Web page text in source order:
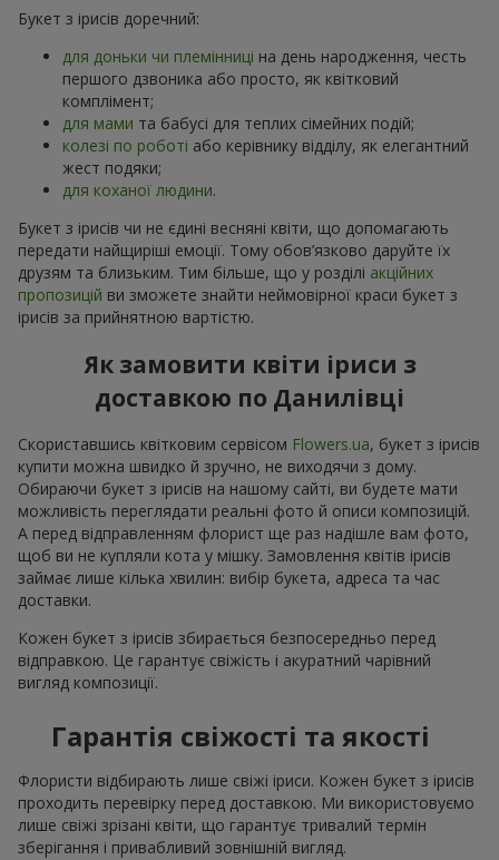
Букет з ірисів доречний:
для доньки чи племінниці на день народження, честь
першого дзвоника або просто, як квітковий
комплімент;
для мами та бабусі для теплих сімейних подій;
колезі по роботі або керівнику відділу, як елегантний
жест подяки;
для коханої людини.
Букет з ірисів чи не єдині весняні квіти, що допомагають
передати найщиріші емоції. Тому обов’язково даруйте їх
друзям та близьким. Тим більше, що у розділі акційних
пропозицій ви зможете знайти неймовірної краси букет з
ірисів за прийнятною вартістю.
Як замовити квіти іриси з
доставкою по Данилівці
Скориставшись квітковим сервісом Flowers.ua, букет з ірисів
купити можна швидко й зручно, не виходячи з дому.
Обираючи букет з ірисів на нашому сайті, ви будете мати
можливість переглядати реальні фото й описи композицій.
А перед відправленням флорист ще раз надішле вам фото,
щоб ви не купляли кота у мішку. Замовлення квітів ірисів
займає лише кілька хвилин: вибір букета, адреса та час
доставки.
Кожен букет з ірисів збирається безпосередньо перед
відправкою. Це гарантує свіжість і акуратний чарівний
вигляд композиції.
Гарантія свіжості та якості
Флористи відбирають лише свіжі іриси. Кожен букет з ірисів
проходить перевірку перед доставкою. Ми використовуємо
лише свіжі зрізані квіти, що гарантує тривалий термін
зберігання і привабливий зовнішній вигляд.